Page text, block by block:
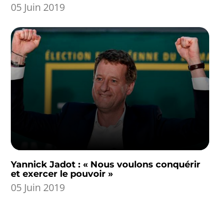
05 Juin 2019
Yannick Jadot : « Nous voulons conquérir
et exercer le pouvoir »
05 Juin 2019